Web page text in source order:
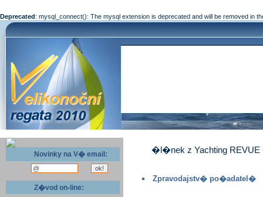
Deprecated: mysql_connect(): The mysql extension is deprecated and will be removed in
Novinky na V� email:
Z�vod on-line:
�l�nek z Yachting REVUE
Zpravodajstv� po�adatel�